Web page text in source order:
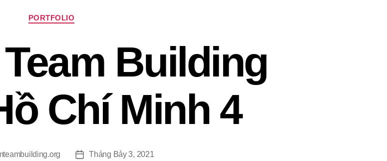
Chuyên
mục
PORTFOLIO
Building
Chí Minh 4
NgàyTháng Bảy 3, 2021